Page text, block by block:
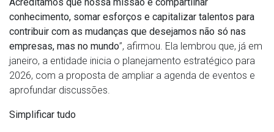
conhecimento, somar esforços e capitalizar talentos para
contribuir com as mudanças que desejamos não só nas
empresas, mas no mundo”, afirmou. Ela lembrou que, já em
janeiro, a entidade inicia o planejamento estratégico para
2026, com a proposta de ampliar a agenda de eventos e
aprofundar discussões.
Simplificar tudo